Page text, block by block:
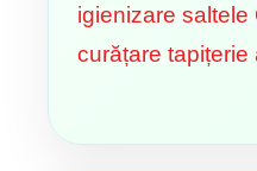
igienizare saltele
curățare tapițerie